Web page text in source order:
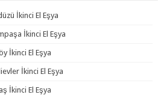
İkinci El Eşya
İkinci El Eşya
İkinci El Eşya
İkinci El Eşya
İkinci El Eşya